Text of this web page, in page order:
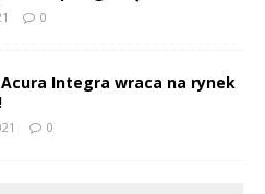
0
Integra wraca na rynek
0